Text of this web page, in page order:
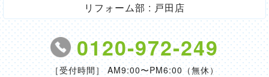
リフォーム部 : 戸田店
0120-972-249
［受付時間］ AM9:00〜PM6:00（無休）